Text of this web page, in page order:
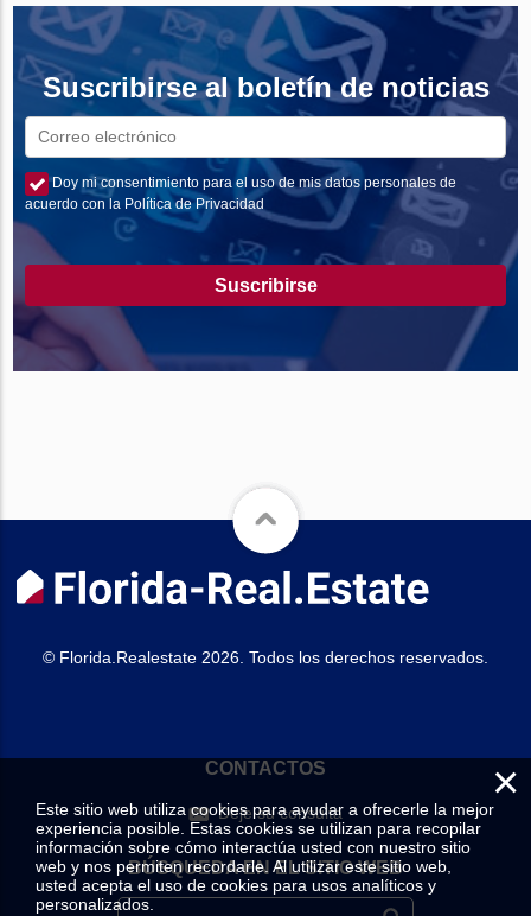
Suscribirse al boletín de noticias
Doy mi consentimiento para el uso de mis datos personales de
acuerdo con la Política de Privacidad
Suscribirse
© Florida.Realestate 2026. Todos los derechos reservados.
CONTACTOS
Deje su consulta
BÚSQUEDA EN EL SITIO WEB
×
Este sitio web utiliza cookies para ayudar a ofrecerle la mejor
experiencia posible. Estas cookies se utilizan para recopilar
información sobre cómo interactúa usted con nuestro sitio
web y nos permiten recordarle. Al utilizar este sitio web,
usted acepta el uso de cookies para usos analíticos y
personalizados.